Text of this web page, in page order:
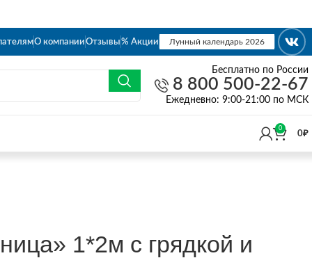
О компанииОтзывы% Акции Лунный календарь 2026
Бесплатно по России
8 800 500-22-67
Eжедневно: 9:00-21:00 по МСК
0
0₽
1*2м с грядкой и